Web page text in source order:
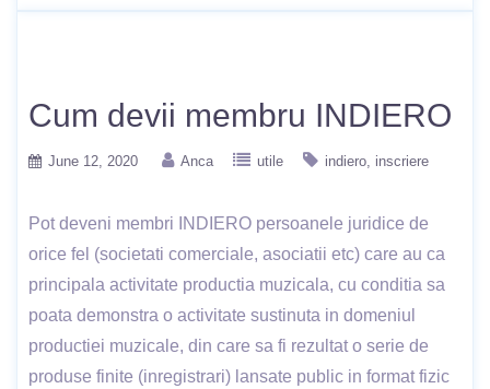
Cum devii membru INDIERO
June 12, 2020 Anca utile indiero inscriere
Pot deveni membri INDIERO persoanele juridice de
orice fel (societati comerciale, asociatii etc) care au ca
principala activitate productia muzicala, cu conditia sa
poata demonstra o activitate sustinuta in domeniul
productiei muzicale, din care sa fi rezultat o serie de
produse finite (inregistrari) lansate public in format fizic